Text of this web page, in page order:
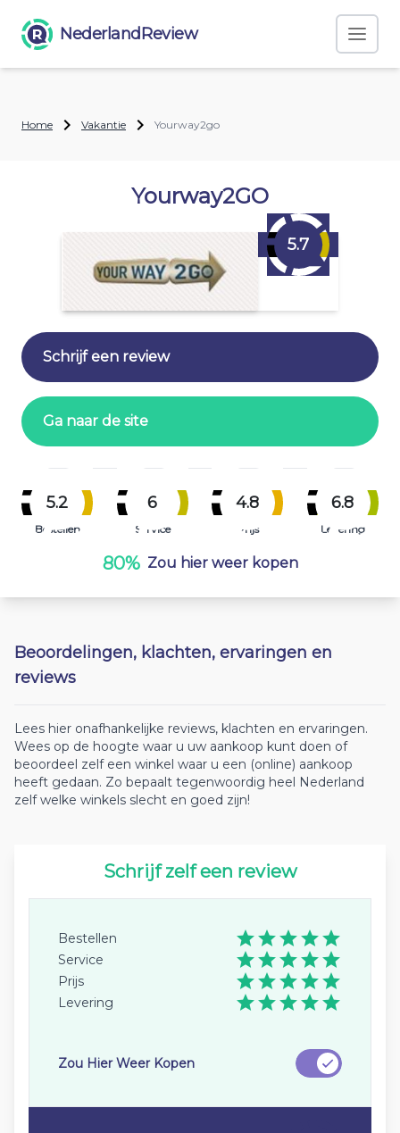
NederlandReview
Home Vakantie Yourway2go
Yourway2GO
5.7
Schrijf een review
Ga naar de site
5.2
Bestellen
6
Service
4.8
Prijs
6.8
Levering
80% Zou hier weer kopen
Beoordelingen, klachten, ervaringen en
reviews
Lees hier onafhankelijke reviews, klachten en ervaringen.
Wees op de hoogte waar u uw aankoop kunt doen of
beoordeel zelf een winkel waar u een (online) aankoop
heeft gedaan. Zo bepaalt tegenwoordig heel Nederland
zelf welke winkels slecht en goed zijn!
Schrijf zelf een review
Bestellen
Service
Prijs
Levering
Zou Hier Weer Kopen